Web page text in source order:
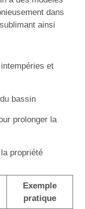
dans
ainsi
et
bassin
prolonger la
propriété
Exemple
pratique